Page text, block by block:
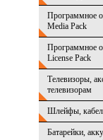
Программное
Media Pack
Программное
License Pack
Телевизоры,
телевизорам
Шлейфы,
Батарейки,